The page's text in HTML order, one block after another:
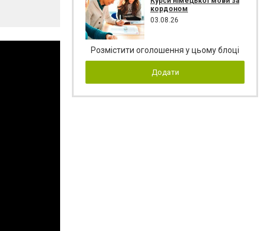
кордоном
03.08.26
Розмістити оголошення у цьому блоці
Додати